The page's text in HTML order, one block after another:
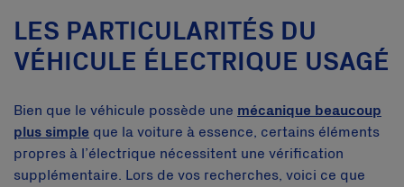
LES PARTICULARITÉS DU
VÉHICULE ÉLECTRIQUE USAGÉ
Bien que le véhicule possède une mécanique beaucoup
plus simple que la voiture à essence, certains éléments
propres à l’électrique nécessitent une vérification
supplémentaire. Lors de vos recherches, voici ce que